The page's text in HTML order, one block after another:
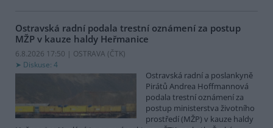
Ostravská radní podala trestní oznámení za postup
MŽP v kauze haldy Heřmanice
6.8.2026 17:50 | OSTRAVA (ČTK)
Diskuse: 4
Ostravská radní a poslankyně
Pirátů Andrea Hoffmannová
podala trestní oznámení za
postup ministerstva životního
prostředí (MŽP) v kauze haldy